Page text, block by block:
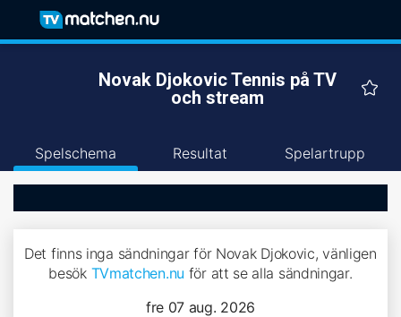
Novak Djokovic Tennis på TV
och stream
Spelschema Resultat Spelartrupp
Det finns inga sändningar för Novak Djokovic, vänligen
besök TVmatchen.nu för att se alla sändningar.
fre 07 aug. 2026